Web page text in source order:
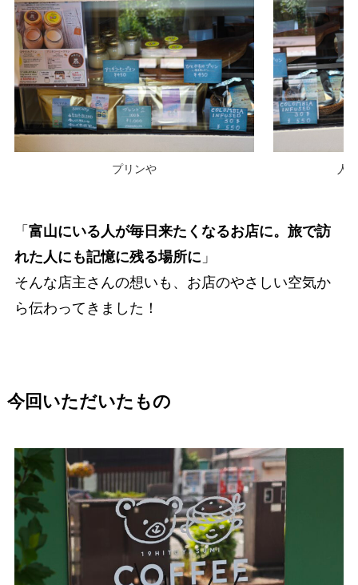
プリンや 人
「 富山にいる人が毎日来たくなるお店に。旅で訪
れた人にも記憶に残る場所に 」
そんな店主さんの想いも、お店のやさしい空気か
ら伝わってきました！
今回いただいたもの